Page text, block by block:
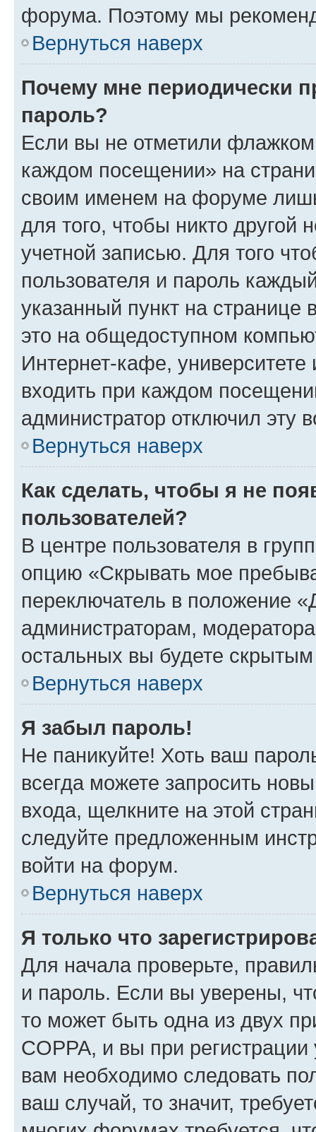
форума. Поэтому мы
Вернуться наверх
Почему мне периодически
пароль?
Если вы не отметили флажком
каждом посещении» на
своим именем на форуме
для того, чтобы никто другой
учетной записью. Для того
пользователя и пароль
указанный пункт на
это на общедоступном
Интернет-кафе, университете
входить при каждом
администратор отключил эту
Вернуться наверх
Как сделать, чтобы я не
пользователей?
В центре пользователя в
опцию «Скрывать мое
переключатель в положение
администраторам,
остальных вы будете
Вернуться наверх
Я забыл пароль!
Не паникуйте! Хоть ваш
всегда можете запросить
входа, щелкните на этой
следуйте предложенным
войти на форум.
Вернуться наверх
Я только что
Для начала проверьте,
и пароль. Если вы уверены,
то может быть одна из двух
COPPA, и вы при
вам необходимо следовать
ваш случай, то значит,